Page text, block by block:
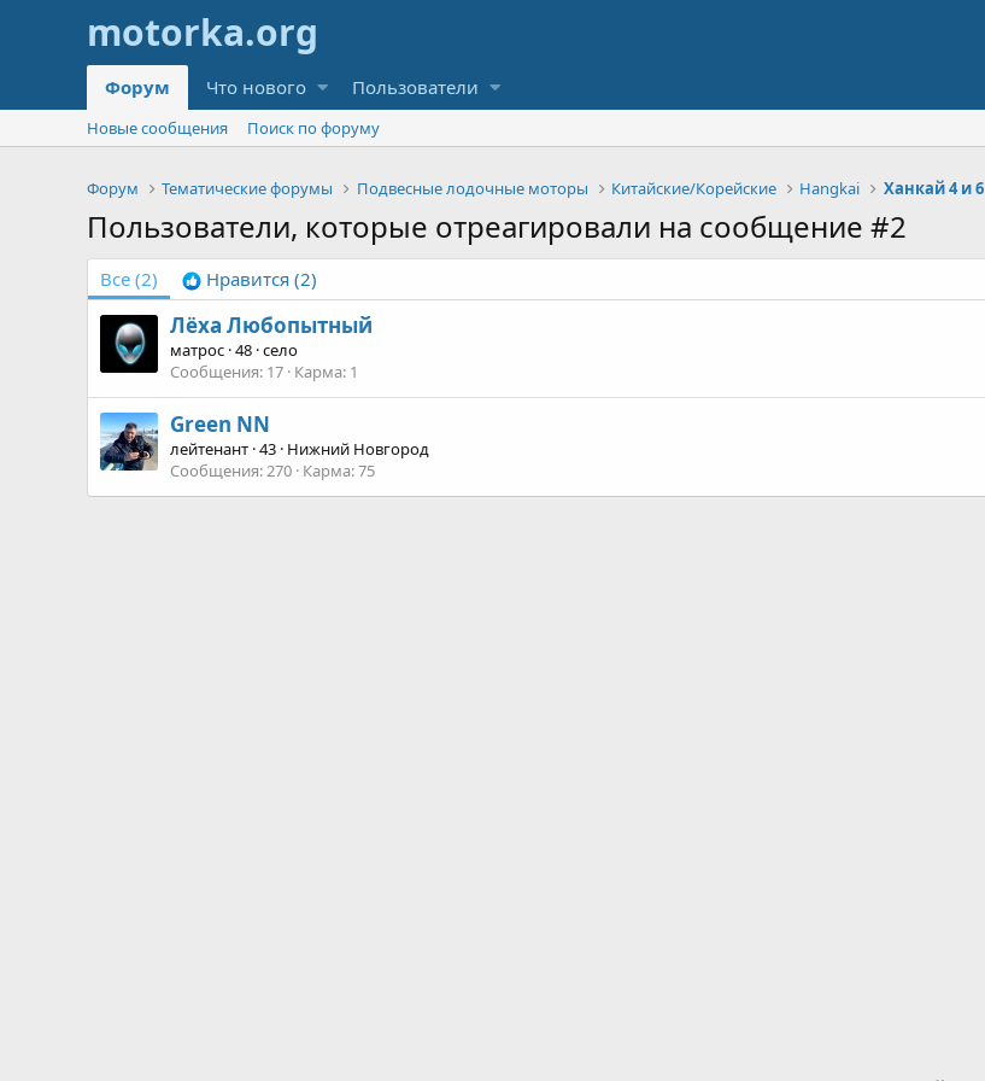
Форум Что нового Пользователи
Новые сообщения Поиск по форуму
Форум Тематические форумы Подвесные лодочные моторы Китайские/Корейские Hangkai Ханкай 4 и 6
Пользователи, которые отреагировали на сообщение #2
Все (2) Нравится (2)
Лёха Любопытный
матрос ·48 ·село
Сообщения 17 Карма 1
Green NN
лейтенант ·43 · Нижний Новгород
Сообщения 270 Карма 75